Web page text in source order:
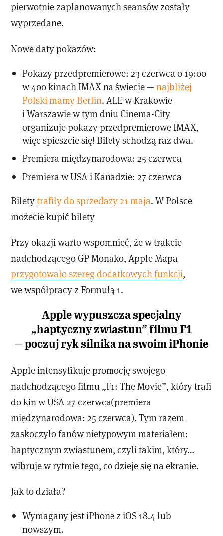
pierwotnie zaplanowanych seansów zostały
wyprzedane.
Nowe daty pokazów:
Pokazy przedpremierowe: 23 czerwca o 19:00
w 400 kinach IMAX na świecie —najbliżej
Polski mamy Berlin. ALE w Krakowie
i Warszawie w tym dniu Cinema-City
organizuje pokazy przedpremierowe IMAX,
więc spieszcie się! Bilety schodzą raz dwa.
Premiera międzynarodowa: 25 czerwca
Premiera w USA i Kanadzie: 27 czerwca
Biletytrafiły do sprzedaży 21 maja. W Polsce
możecie kupić bilety
Przy okazji warto wspomnieć, że w trakcie
nadchodzącego GP Monako, Apple Mapa
przygotowało szereg dodatkowych funkcji,
we współpracy z Formułą 1.
Apple wypuszcza specjalny
„haptyczny zwiastun” filmu F1
— poczuj ryk silnika na swoim iPhonie
Apple intensyfikuje promocję swojego
nadchodzącego filmu „F1: The Movie”, który trafi
do kin w USA 27 czerwca(premiera
międzynarodowa: 25 czerwca). Tym razem
zaskoczyło fanów nietypowym materiałem:
haptycznym zwiastunem, czyli takim, który…
wibruje w rytmie tego, co dzieje się na ekranie.
Jak to działa?
Wymagany jest iPhone z iOS 18.4 lub
nowszym.